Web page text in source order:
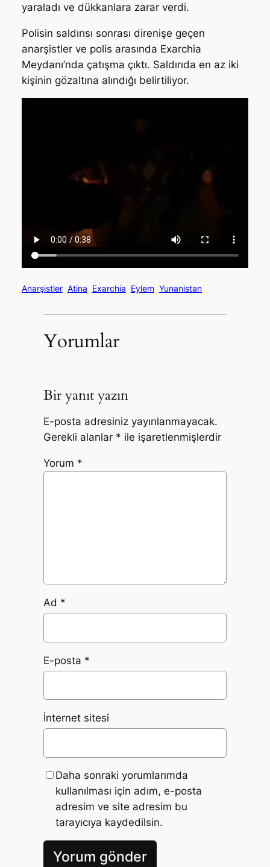
yaraladı ve dükkanlara zarar verdi.
Polisin saldırısı sonrası direnişe geçen
anarşistler ve polis arasında Exarchia
Meydanı’nda çatışma çıktı. Saldırıda en az iki
kişinin gözaltına alındığı belirtiliyor.
Anarşistler Atina Exarchia Eylem Yunanistan
Yorumlar
Bir yanıt yazın
E-posta adresiniz yayınlanmayacak.
Gerekli alanlar * ile işaretlenmişlerdir
Yorum *
Ad *
E-posta *
İnternet sitesi
Daha sonraki yorumlarımda
kullanılması için adım, e-posta
adresim ve site adresim bu
tarayıcıya kaydedilsin.